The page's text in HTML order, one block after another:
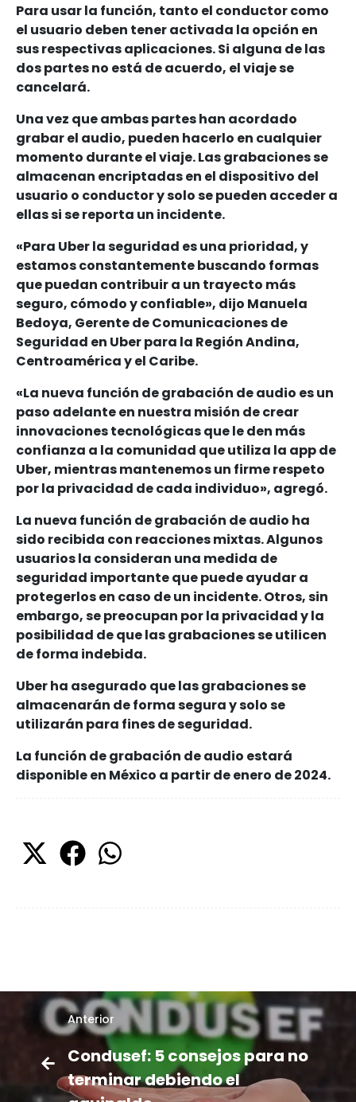
Para usar la función, tanto el conductor como
el usuario deben tener activada la opción en
sus respectivas aplicaciones. Si alguna de las
dos partes no está de acuerdo, el viaje se
cancelará.
Una vez que ambas partes han acordado
grabar el audio, pueden hacerlo en cualquier
momento durante el viaje. Las grabaciones se
almacenan encriptadas en el dispositivo del
usuario o conductor y solo se pueden acceder a
ellas si se reporta un incidente.
«Para Uber la seguridad es una prioridad, y
estamos constantemente buscando formas
que puedan contribuir a un trayecto más
seguro, cómodo y confiable», dijo Manuela
Bedoya, Gerente de Comunicaciones de
Seguridad en Uber para la Región Andina,
Centroamérica y el Caribe.
«La nueva función de grabación de audio es un
paso adelante en nuestra misión de crear
innovaciones tecnológicas que le den más
confianza a la comunidad que utiliza la app de
Uber, mientras mantenemos un firme respeto
por la privacidad de cada individuo», agregó.
La nueva función de grabación de audio ha
sido recibida con reacciones mixtas. Algunos
usuarios la consideran una medida de
seguridad importante que puede ayudar a
protegerlos en caso de un incidente. Otros, sin
embargo, se preocupan por la privacidad y la
posibilidad de que las grabaciones se utilicen
de forma indebida.
Uber ha asegurado que las grabaciones se
almacenarán de forma segura y solo se
utilizarán para fines de seguridad.
La función de grabación de audio estará
disponible en México a partir de enero de 2024.
Anterior
Condusef: 5 consejos para no
terminar debiendo el